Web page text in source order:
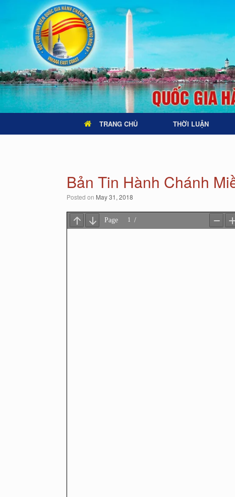
TRANG CHỦ THỜI LUẬN
Bản Tin Hành Chánh
Posted on May 31, 2018